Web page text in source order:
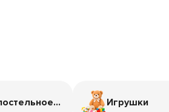
Детское постельное белье Игрушки